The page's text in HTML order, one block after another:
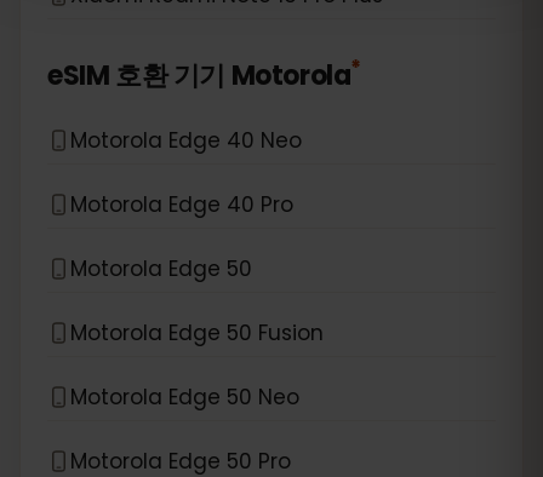
eSIM 호환 기기 Motorola*
Motorola Edge 40 Neo
Motorola Edge 40 Pro
Motorola Edge 50
Motorola Edge 50 Fusion
Motorola Edge 50 Neo
Motorola Edge 50 Pro